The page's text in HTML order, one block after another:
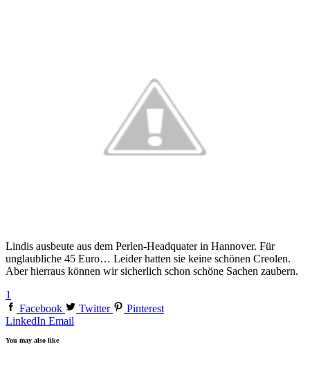
Lindis ausbeute aus dem Perlen-Headquater in Hannover. Für
unglaubliche 45 Euro… Leider hatten sie keine schönen Creolen.
Aber hierraus können wir sicherlich schon schöne Sachen zaubern.
1
Facebook
Twitter
Pinterest
LinkedIn Email
You may also like